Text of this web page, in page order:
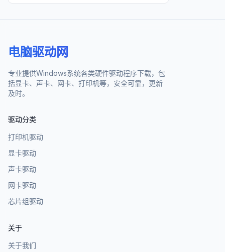
电脑驱动网
专业提供Windows系统各类硬件驱动程序下载，包
括显卡、声卡、网卡、打印机等，安全可靠，更新
及时。
驱动分类
打印机驱动
显卡驱动
声卡驱动
网卡驱动
芯片组驱动
关于
关于我们